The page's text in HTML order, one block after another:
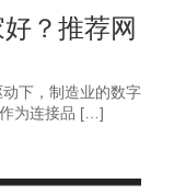
？推荐网
下，制造业的数字
作为连接品 […]